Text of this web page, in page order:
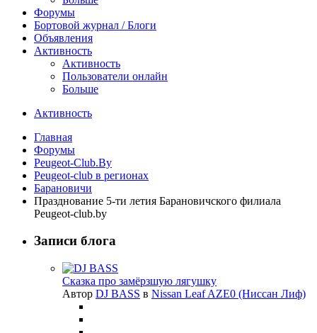
Форумы
Бортовой журнал / Блоги
Объявления
Активность
Активность
Пользователи онлайн
Больше
Активность
Главная
Форумы
Peugeot-Club.By
Peugeot-club в регионах
Барановичи
Празднование 5-ти летия Барановичского филиала
Peugeot-club.by
Записи блога
Сказка про замёрзшую лягушку
Автор DJ BASS в Nissan Leaf AZE0 (Ниссан Лиф)